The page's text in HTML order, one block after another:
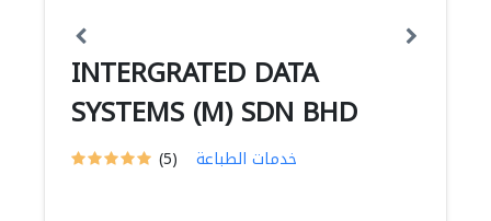
INTERGRATED DATA
SYSTEMS (M) SDN BHD
(5) خدمات الطباعة